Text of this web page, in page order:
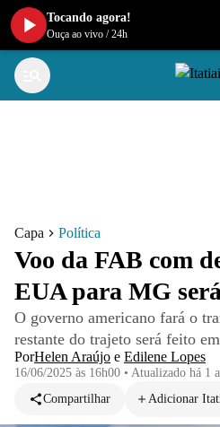
Capa Política
Voo da FAB com
EUA para MG
O governo americano fará o
restante do trajeto será feito
PorHelen Araújo e Edilene Lopes
16/06/2025 às 16h00 • Atualizado há 1
Compartilhar
Adicionar
Tocando agora!
Ouça ao vivo /24h